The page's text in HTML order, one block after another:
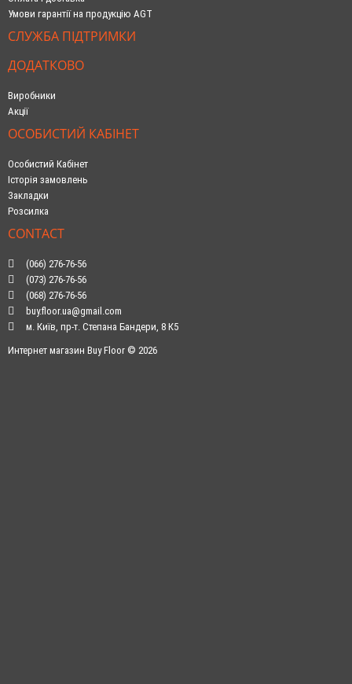
Умови гарантії на продукцію AGT
СЛУЖБА ПІДТРИМКИ
ДОДАТКОВО
Виробники
Акції
ОСОБИСТИЙ КАБІНЕТ
Особистий Кабінет
Історія замовлень
Закладки
Розсилка
CONTACT
(066) 276-76-56
(073) 276-76-56
(068) 276-76-56
buy.floor.ua@gmail.com
м. Київ, пр-т. Степана Бандери, 8 К5
Интернет магазин Buy Floor © 2026